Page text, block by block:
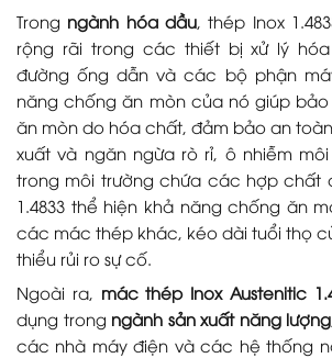
Trong ngành hóa dầu, thép Inox
rộng rãi trong các thiết bị xử lý
đường ống dẫn và các bộ phận
năng chống ăn mòn của nó giúp bảo
ăn mòn do hóa chất, đảm bảo an
xuất và ngăn ngừa rò rỉ, ô nhiễm
trong môi trường chứa các hợp chất
1.4833 thể hiện khả năng chống ăn
các mác thép khác, kéo dài tuổi thọ
thiểu rủi ro sự cố.
Ngoài ra, mác thép Inox Austenitic
dụng trong ngành sản xuất năng lượng
các nhà máy điện và các hệ thống